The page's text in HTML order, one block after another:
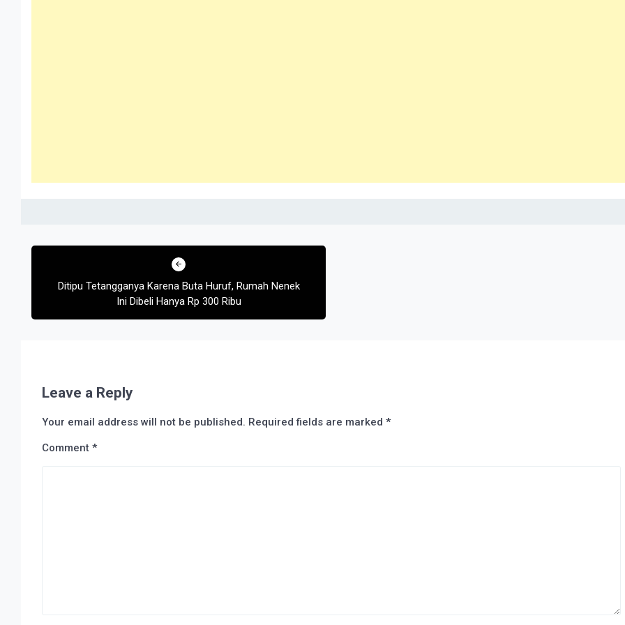
Post
Ditipu Tetangganya Karena Buta Huruf, Rumah Nenek
Ini Dibeli Hanya Rp 300 Ribu
Leave a Reply
Your email address will not be published. Required fields are marked *
Comment *